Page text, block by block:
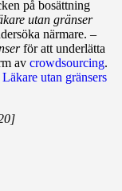
på bosättning
utan gränser
närmare. –
för att underlätta
av crowdsourcing.
Läkare utan gränsers